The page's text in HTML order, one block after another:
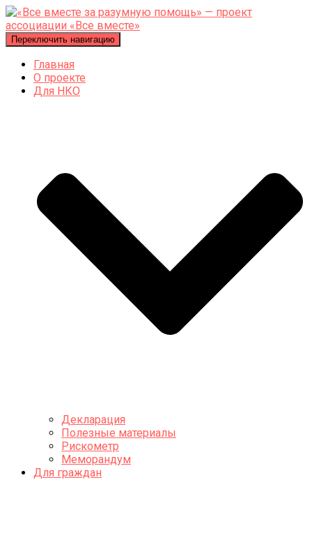
Переключить навигацию
Главная
О проекте
Для НКО
Декларация
Полезные материалы
Рискометр
Меморандум
Для граждан